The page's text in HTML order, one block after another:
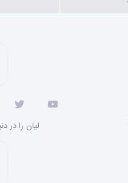
لیان را در